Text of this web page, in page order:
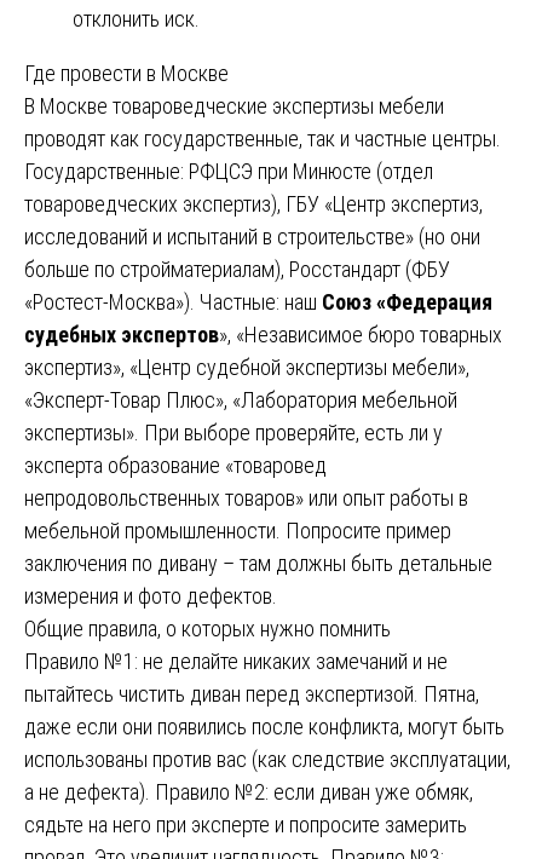
отклонить иск.
Где провести в Москве
В Москве товароведческие экспертизы мебели
проводят как государственные, так и частные центры.
Государственные: РФЦСЭ при Минюсте (отдел
товароведческих экспертиз), ГБУ «Центр экспертиз,
исследований и испытаний в строительстве» (но они
больше по стройматериалам), Росстандарт (ФБУ
«Ростест-Москва»). Частные: наш Союз «Федерация
судебных экспертов», «Независимое бюро товарных
экспертиз», «Центр судебной экспертизы мебели»,
«Эксперт-Товар Плюс», «Лаборатория мебельной
экспертизы». При выборе проверяйте, есть ли у
эксперта образование «товаровед
непродовольственных товаров» или опыт работы в
мебельной промышленности. Попросите пример
заключения по дивану – там должны быть детальные
измерения и фото дефектов.
Общие правила, о которых нужно помнить
Правило №1: не делайте никаких замечаний и не
пытайтесь чистить диван перед экспертизой. Пятна,
даже если они появились после конфликта, могут быть
использованы против вас (как следствие эксплуатации,
а не дефекта). Правило №2: если диван уже обмяк,
сядьте на него при эксперте и попросите замерить